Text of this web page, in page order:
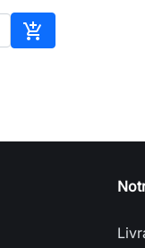

Ajouter au panier